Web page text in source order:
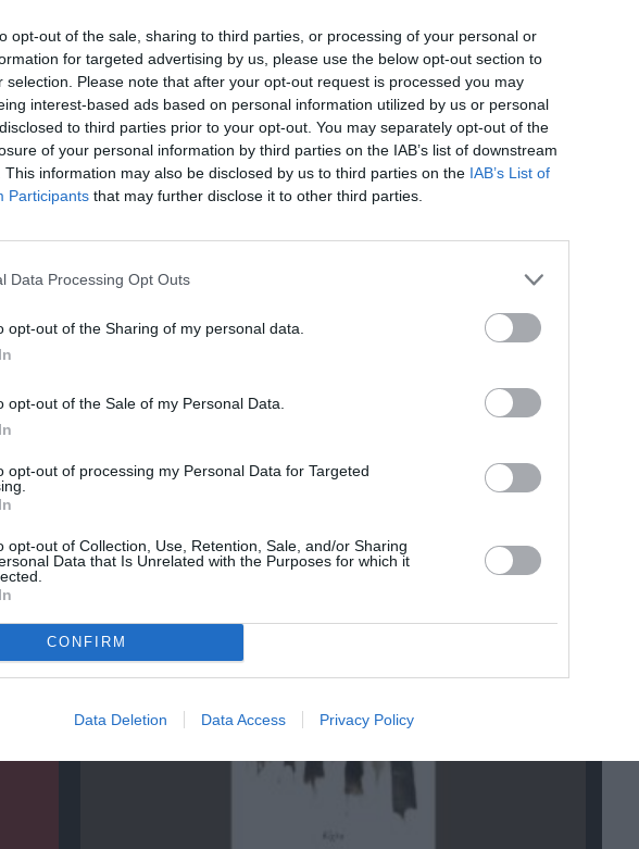
opt-out of the sale, sharing to third parties, or processing of your personal or
for targeted advertising by us, please use the below opt-out section to
selection. Please note that after your opt-out request is processed you may
interest-based ads based on personal information utilized by us or personal
to third parties prior to your opt-out. You may separately opt-out of the
of your personal information by third parties on the IAB’s list of downstream
This information may also be disclosed by us to third parties on the IAB’s List of
Participants that may further disclose it to other third parties.
Data Processing Opt Outs
opt-out of the Sharing of my personal data.
opt-out of the Sale of my Personal Data.
opt-out of processing my Personal Data for Targeted
opt-out of Collection, Use, Retention, Sale, and/or Sharing
Data that Is Unrelated with the Purposes for which it
CONFIRM
Data Deletion Data Access Privacy Policy
το Culturenow.gr
Άρθρα
ιστορικό βιβλίο